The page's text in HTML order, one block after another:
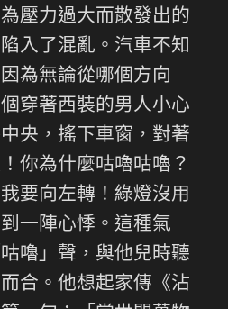
壓力過大而散發出的
入了混亂。汽車不知
為無論從哪個方向
穿著西裝的男人小心
央，搖下車窗，對著
你為什麼咕嚕咕嚕？
要向左轉！綠燈沒用
一陣心悸。這種氣
嚕」聲，與他兒時聽
合。他想起家傳《沾